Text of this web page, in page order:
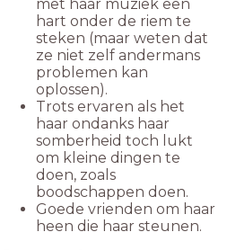
met haar muziek een
hart onder de riem te
steken (maar weten dat
ze niet zelf andermans
problemen kan
oplossen).
Trots ervaren als het
haar ondanks haar
somberheid toch lukt
om kleine dingen te
doen, zoals
boodschappen doen.
Goede vrienden om haar
heen die haar steunen.